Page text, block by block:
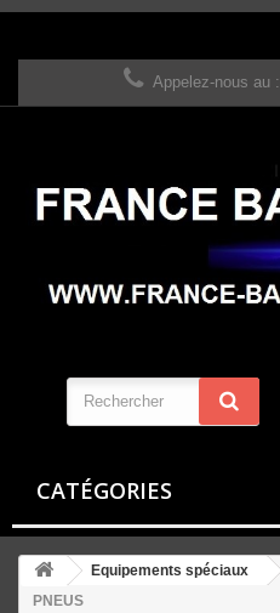
Appelez-nous au :
CATÉGORIES
Equipements spéciaux
PNEUS